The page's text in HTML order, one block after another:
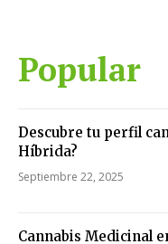
Popular
Descubre tu perfil
Híbrida?
Septiembre 22, 2025
Cannabis Medicinal